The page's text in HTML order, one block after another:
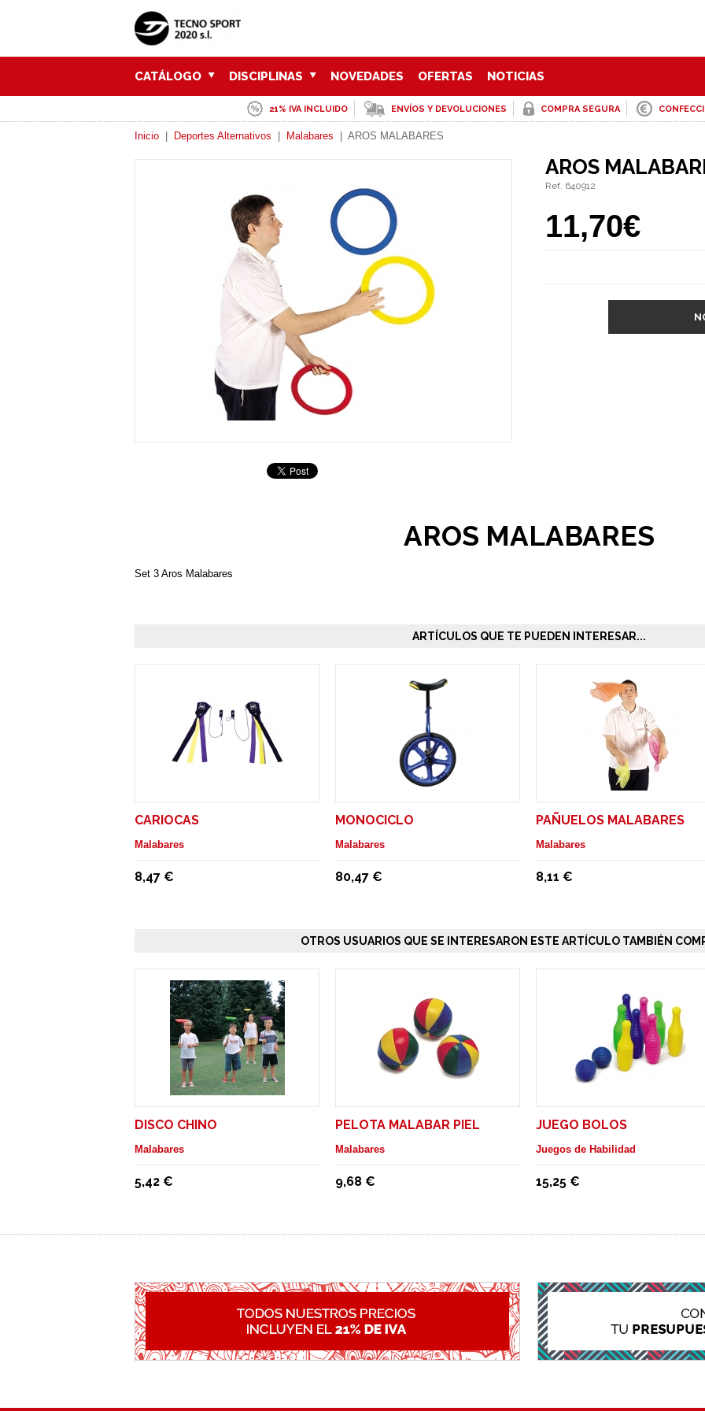
CATÁLOGO DISCIPLINAS NOVEDADES OFERTAS NOTICIAS
21% IVA INCLUIDO ENVÍOS Y DEVOLUCIONES COMPRA SEGURA
Inicio Deportes Alternativos Malabares AROS MALABARES
AROS
Ref. 640912
11,70€
AROS MALABARES
Set 3 Aros Malabares
ARTÍCULOS QUE TE PUEDEN INTERESAR...
CARIOCAS
Malabares
8,47 €
MONOCICLO
Malabares
80,47 €
PAÑUELOS MALABARES
Malabares
8,11 €
OTROS USUARIOS QUE SE INTERESARON ESTE ARTÍCULO TAMBIÉN
DISCO CHINO
Malabares
5,42 €
PELOTA MALABAR PIEL
Malabares
9,68 €
JUEGO BOLOS
Juegos de Habilidad
15,25 €